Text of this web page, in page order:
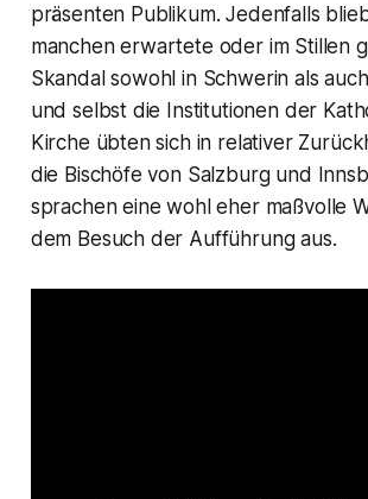
präsenten Publikum. Jedenfalls
manchen erwartete oder im Stillen
Skandal sowohl in Schwerin als
und selbst die Institutionen der
Kirche übten sich in relativer
die Bischöfe von Salzburg und
sprachen eine wohl eher maßvolle
dem Besuch der Aufführung aus.